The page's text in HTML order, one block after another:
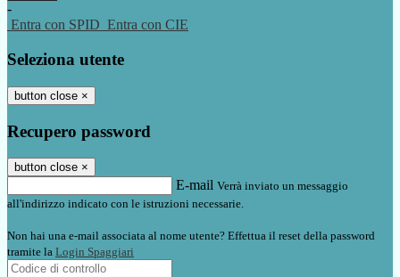
-
Entra con SPID Entra con CIE
Seleziona utente
button close ×
Recupero password
button close ×
E-mail Verrà inviato un messaggio
all'indirizzo indicato con le istruzioni necessarie.
Non hai una e-mail associata al nome utente? Effettua il reset della password
tramite la Login Spaggiari